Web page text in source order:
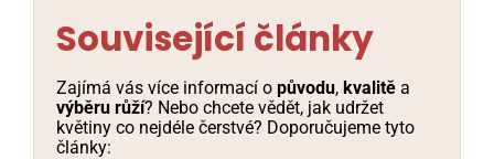
Související články
Zajímá vás více informací o původu, kvalitě a
výběru růží? Nebo chcete vědět, jak udržet
květiny co nejdéle čerstvé? Doporučujeme tyto
články: